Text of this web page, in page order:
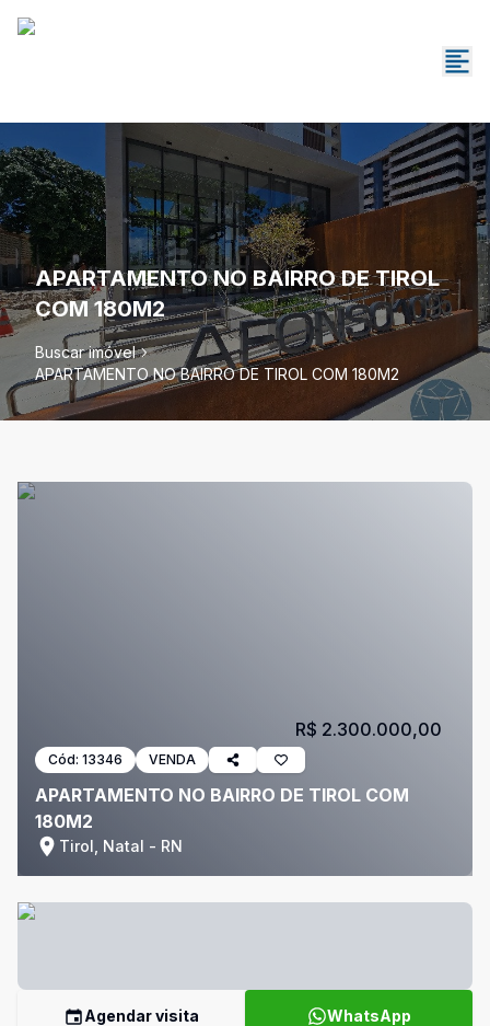
APARTAMENTO NO BAIRRO DE TIROL
COM 180M2
Buscar imóvel
APARTAMENTO NO BAIRRO DE TIROL COM 180M2
Cód: 13346 VENDA
APARTAMENTO NO BAIRRO DE TIROL COM
180M2
Tirol, Natal - RN
R$ 2.300.000,00
Agendar visita WhatsApp